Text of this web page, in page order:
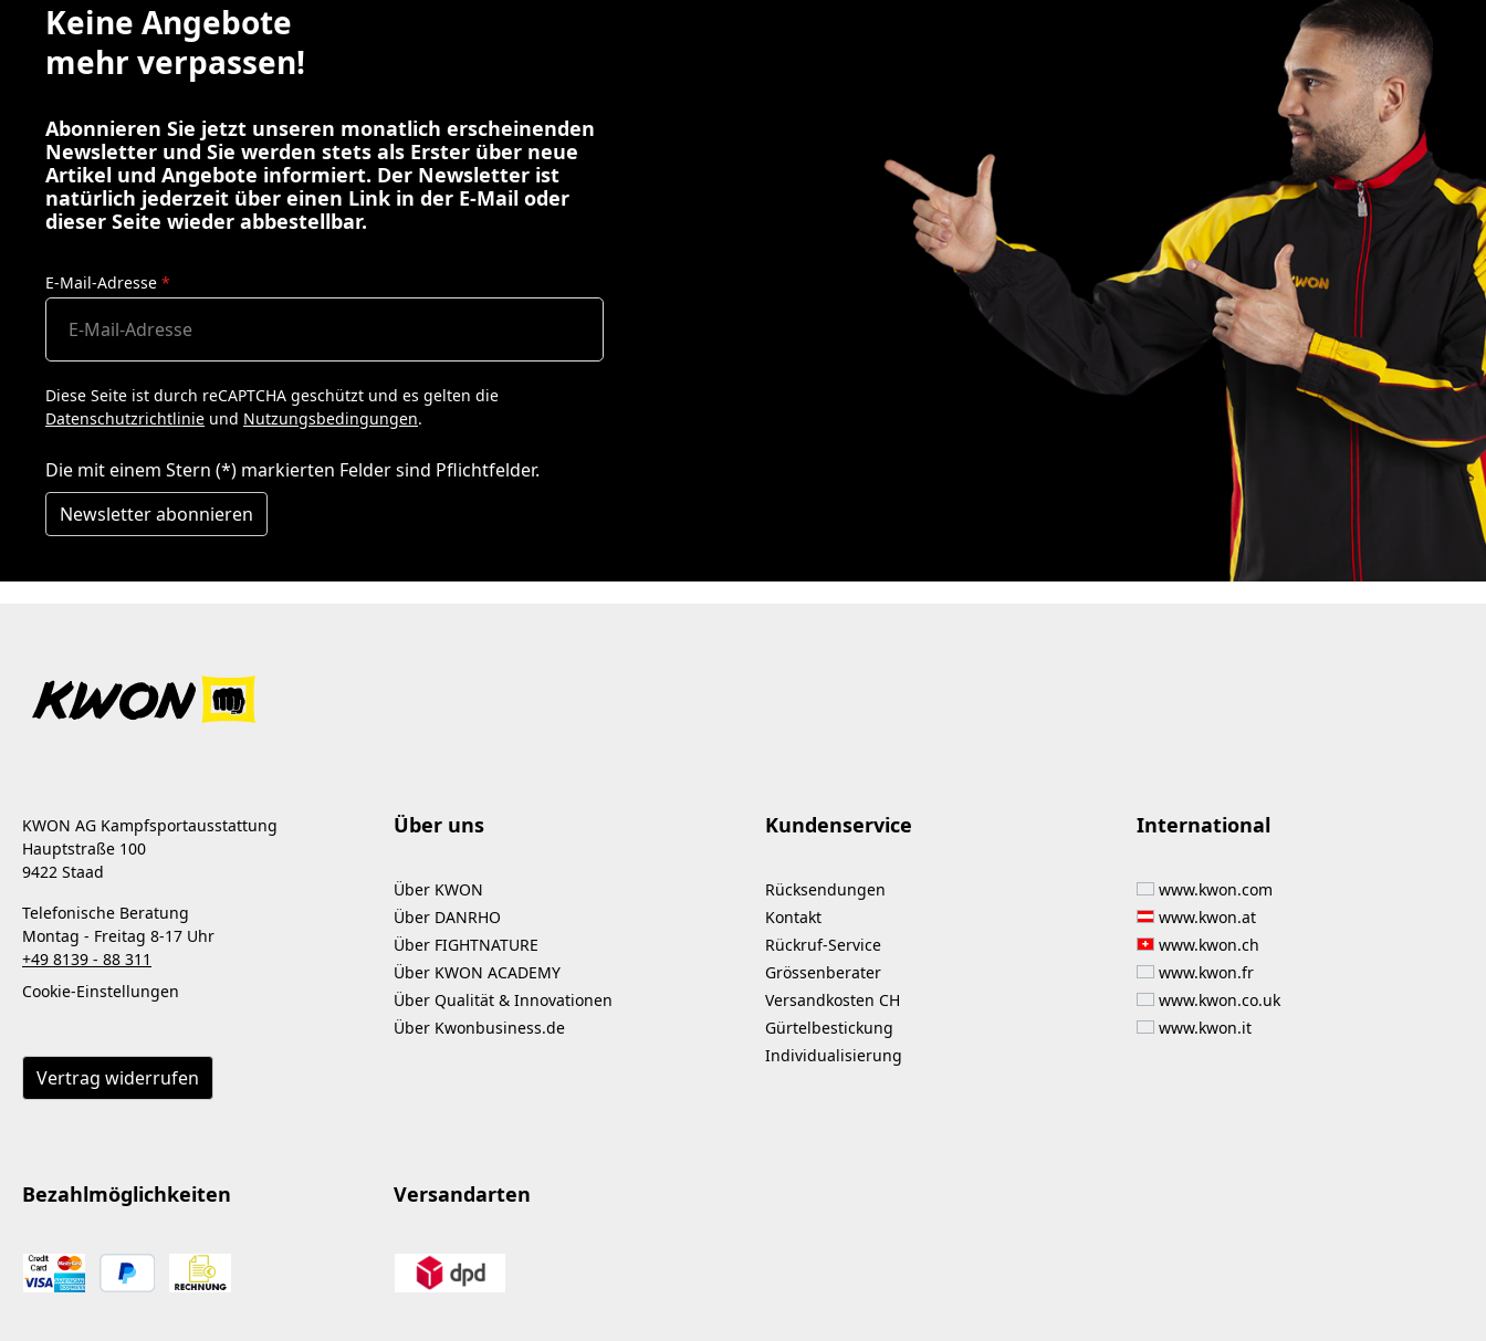
Keine Angebote
mehr verpassen!
Abonnieren Sie jetzt unseren monatlich erscheinenden
Newsletter und Sie werden stets als Erster über neue
Artikel und Angebote informiert. Der Newsletter ist
natürlich jederzeit über einen Link in der E-Mail oder
dieser Seite wieder abbestellbar.
E-Mail-Adresse *
Diese Seite ist durch reCAPTCHA geschützt und es gelten die
Datenschutzrichtlinie und Nutzungsbedingungen.
Die mit einem Stern (*) markierten Felder sind Pflichtfelder.
Newsletter abonnieren
KWON AG Kampfsportausstattung
Hauptstraße 100
9422 Staad
Telefonische Beratung
Montag - Freitag 8-17 Uhr
+49 8139 - 88 311
Cookie-Einstellungen
Vertrag widerrufen
Über uns
Über KWON
Über DANRHO
Über FIGHTNATURE
Über KWON ACADEMY
Über Qualität & Innovationen
Über Kwonbusiness.de
Kundenservice
Rücksendungen
Kontakt
Rückruf-Service
Grössenberater
Versandkosten CH
Gürtelbestickung
Individualisierung
International
www.kwon.com
www.kwon.at
www.kwon.ch
www.kwon.fr
www.kwon.co.uk
www.kwon.it
Bezahlmöglichkeiten Versandarten